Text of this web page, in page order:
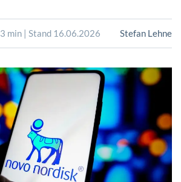
3 min | Stand 16.06.2026 Stefan Lehne